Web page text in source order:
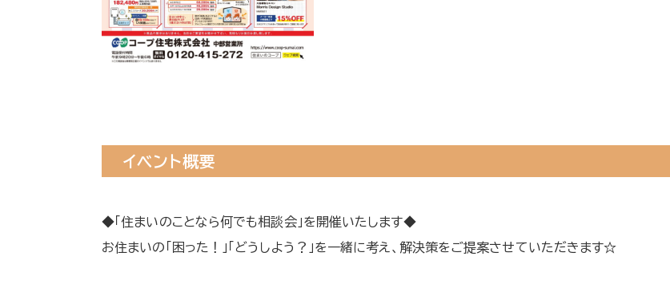
イベント概要
◆「住まいのことなら何でも相談会」を開催いたします◆
お住まいの「困った！」「どうしよう？」を一緒に考え、解決策をご提案させていただきます☆